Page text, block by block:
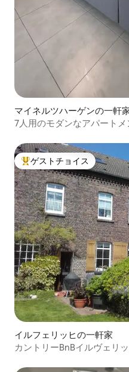
マイネルツハーゲンの一軒
7人用のモダンなアパート
大好評のゲストチョイスで
ゲストチョイス
イルフェリッヒの一軒家
カントリーBnBイルヴェリ